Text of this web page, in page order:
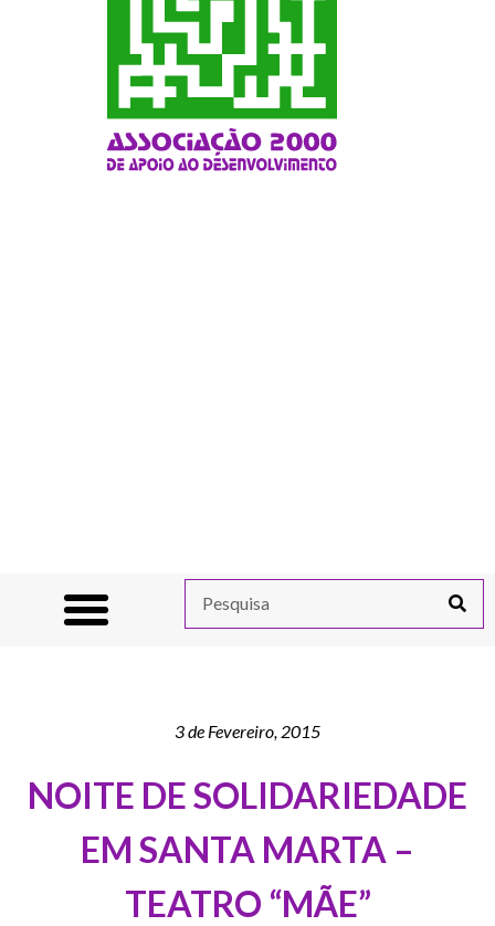
3 de Fevereiro, 2015
NOITE DE SOLIDARIEDADE
EM SANTA MARTA –
TEATRO “MÃE”